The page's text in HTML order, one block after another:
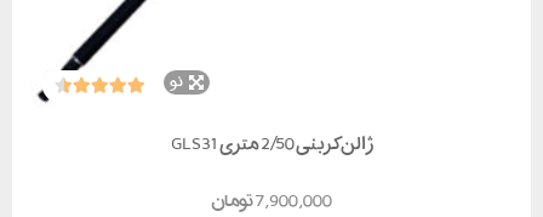
نو
ژالن کربنی 2/50 متری GLS31
تومان7,900,000